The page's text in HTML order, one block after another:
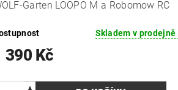
Garten LOOPO M a Robomow RC
Skladem v prodejně
390 Kč